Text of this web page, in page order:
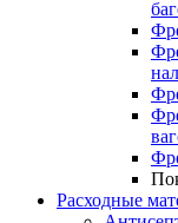
Расходные